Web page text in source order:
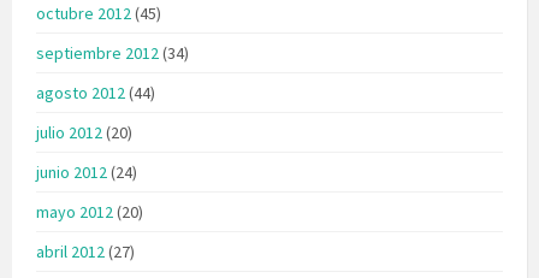
octubre 2012(45)
septiembre 2012(34)
agosto 2012(44)
julio 2012(20)
junio 2012(24)
mayo 2012(20)
abril 2012(27)